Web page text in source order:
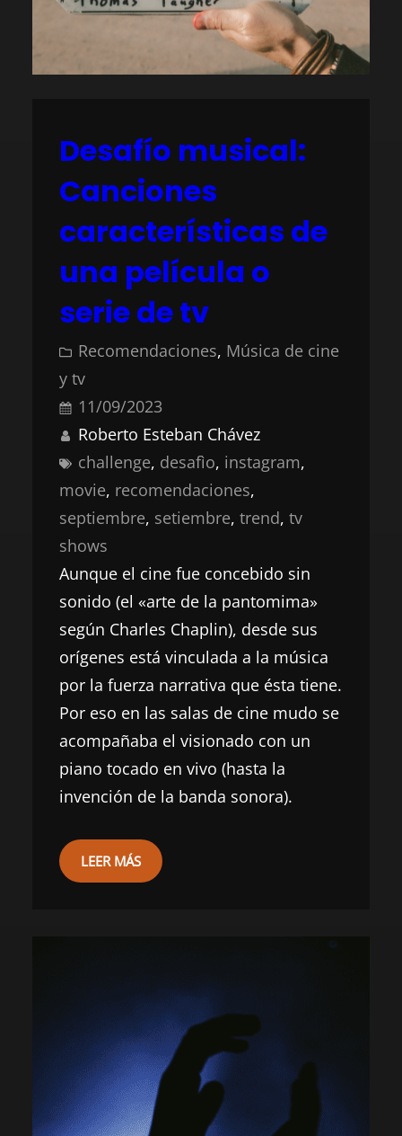
Desafío musical:
Canciones
características de
una película o
serie de tv
Recomendaciones, Música de cine
y tv
11/09/2023
Roberto Esteban Chávez
challenge, desafìo, instagram
movie, recomendaciones
septiembre, setiembre, trend, tv
shows
Aunque el cine fue concebido sin
sonido (el «arte de la pantomima»
según Charles Chaplin), desde sus
orígenes está vinculada a la música
por la fuerza narrativa que ésta tiene.
Por eso en las salas de cine mudo se
acompañaba el visionado con un
piano tocado en vivo (hasta la
invención de la banda sonora).
LEER MÁS